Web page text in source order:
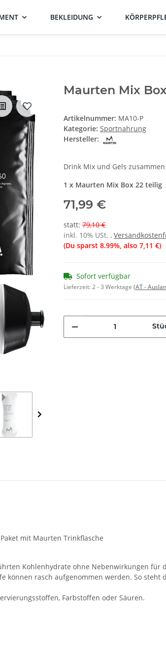
BEKLEIDUNG
Maurten Mix
Artikelnummer: MA10-P
Kategorie: Sportnahrung
Hersteller:
Drink Mix und Gels
1 x Maurten Mix Box 22 teilig
71,99 €
statt: 79,10 €
inkl. 10% USt. ,
(Du sparst 8.99% , also 7,11 €)
Sofort verfügbar
Lieferzeit:2 - 3 Werktage (AT -
mit Maurten Trinkflasche
Kohlenhydrate ohne Nebenwirkungen
rasch aufgenommen werden. So
Farbstoffen oder Säuren.